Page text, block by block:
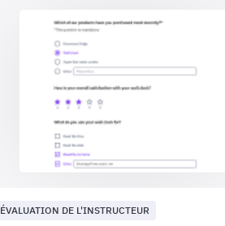
ÉVALUATION DE L'INSTRUCTEUR